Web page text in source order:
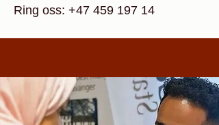
Ring oss: +47 459 197 14